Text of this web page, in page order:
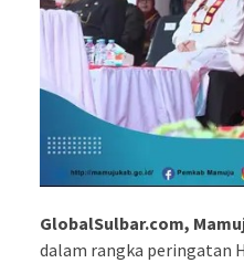
GlobalSulbar.com,
dalam rangka peringatan